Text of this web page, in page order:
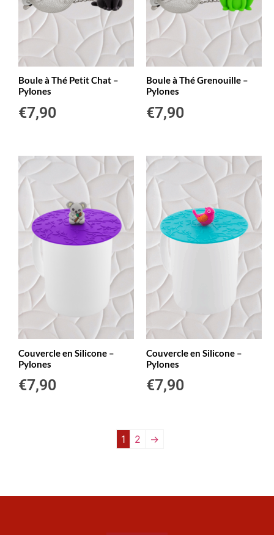
Boule à Thé Petit Chat –
Pylones
€7,90
Boule à Thé Grenouille –
Pylones
€7,90
Couvercle en Silicone –
Pylones
€7,90
Couvercle en Silicone –
Pylones
€7,90
1 2 →